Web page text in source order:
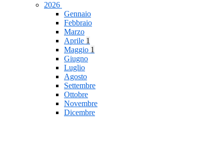
2026
Gennaio
Febbraio
Marzo
Aprile 1
Maggio 1
Giugno
Luglio
Agosto
Settembre
Ottobre
Novembre
Dicembre